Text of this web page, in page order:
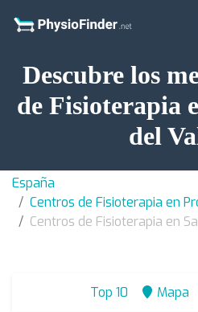
Descubre los
de Fisioterapia
del
España
Centros de Fisioterapia en
Centros de Fisioterapia en
Top 10 Mapa